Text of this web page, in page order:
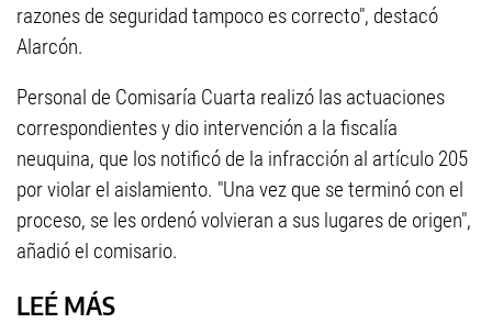
razones de seguridad tampoco es correcto", destacó
Alarcón.
Personal de Comisaría Cuarta realizó las actuaciones
correspondientes y dio intervención a la fiscalía
neuquina, que los notificó de la infracción al artículo 205
por violar el aislamiento. "Una vez que se terminó con el
proceso, se les ordenó volvieran a sus lugares de origen",
añadió el comisario.
LEÉ MÁS